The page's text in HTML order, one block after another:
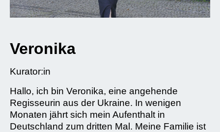
Veronika
Kurator:in
Hallo, ich bin Veronika, eine angehende
Regisseurin aus der Ukraine. In wenigen
Monaten jährt sich mein Aufenthalt in
Deutschland zum dritten Mal. Meine Familie ist